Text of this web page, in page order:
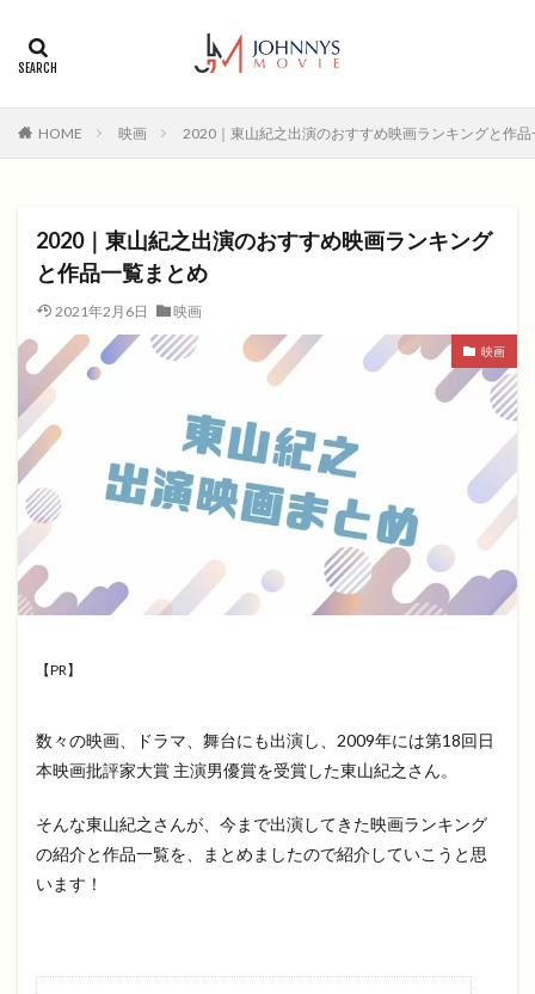
HOME 映画 2020｜東山紀之出演のおすすめ映画ランキングと作
2020｜東山紀之出演のおすすめ映画ランキング
と作品一覧まとめ
2021年2月6日 映画
映画
【PR】
数々の映画、ドラマ、舞台にも出演し、2009年には第18回日
本映画批評家大賞 主演男優賞を受賞した東山紀之さん。
そんな東山紀之さんが、今まで出演してきた映画ランキング
の紹介と作品一覧を、まとめましたので紹介していこうと思
います！
2018年
2019年 SF アクション
アニメ
ヒューマンドラマ映画
ファンタジー映画
ホラー
青春
検索